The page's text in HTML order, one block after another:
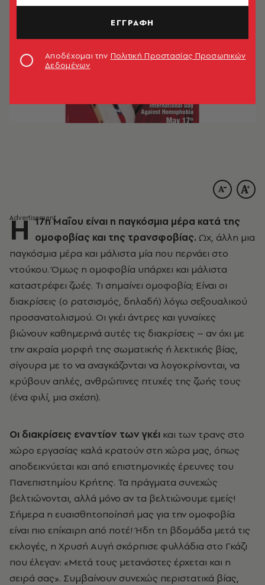
Η 17η Μαΐου είναι η παγκόσμια μέρα κατά της
ομοφοβίας και της τρανσφοβίας. Ωχ, άλλη μια
παγκόσμια μέρα και μάλιστα μία που περνάει στο
ντούκου. Όμως η ομοφοβία υπάρχει και μάλιστα
καταστρέφει ζωές. Τι σημαίνει ομοφοβία; Είναι οι
διακρίσεις (ο ρατσισμός, δηλαδή) λόγω σεξουαλικού
προσανατολισμού. Οι γκέι άντρες και γυναίκες
βιώνουν καθημερινά αυτές τις διακρίσεις – αν όχι με
την ακραία μορφή της σωματικής ή λεκτικής βίας,
σίγουρα με το να αναγκάζονται να λογοκρίνονται, να
κρύβουν απλές, ανθρώπινες πτυχές της ζωής τους
(ένα φιλί, μια σχέση).
Οι διακρίσεις εναντίον των γκέι και των τρανς στο
χώρο εργασίας καλά κρατούν στη χώρα μας, όπως
αποδεικνύεται και από επιστημονικές έρευνες του
Πανεπιστημίου Κρήτης. Τα πράγματα συνεχώς
βελτιώνονται, αλλά μόνο αν τα βελτιώνουμε εμείς!
Σήμερα η ευαισθητοποίησή μας για την ομοφοβία
είναι πιο επίκαιρη από ποτέ! Ήδη τη βδομάδα μετά τις
εκλογές, η Χρυσή Αυγή σκόρπισε φυλλάδια στο Γκάζι
που έλεγαν: «Μετά τους μετανάστες έρχεται και η
σειρά σας». Συμβαίνουν συνεχώς περιστατικά βίας,
ΕΓΓΡΑΦΗ
Αποδέχομαι την Πολιτική Προστασίας Προσωπικών
Δεδομένων